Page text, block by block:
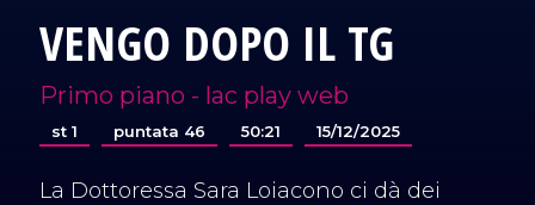
VENGO DOPO IL TG
Primo piano - lac play web
st 1 puntata 46 50:21 15/12/2025
La Dottoressa Sara Loiacono ci dà dei